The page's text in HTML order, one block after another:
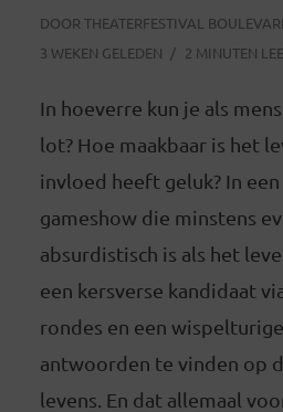
DOOR THEATERFESTIVAL
3 WEKEN GELEDEN
2 MINUTEN
In hoeverre kun je als
lot? Hoe maakbaar is het
invloed heeft geluk? In
gameshow die minstens
absurdistisch is als het
een kersverse kandidaat
rondes en een
antwoorden te vinden op
levens. En dat allemaal